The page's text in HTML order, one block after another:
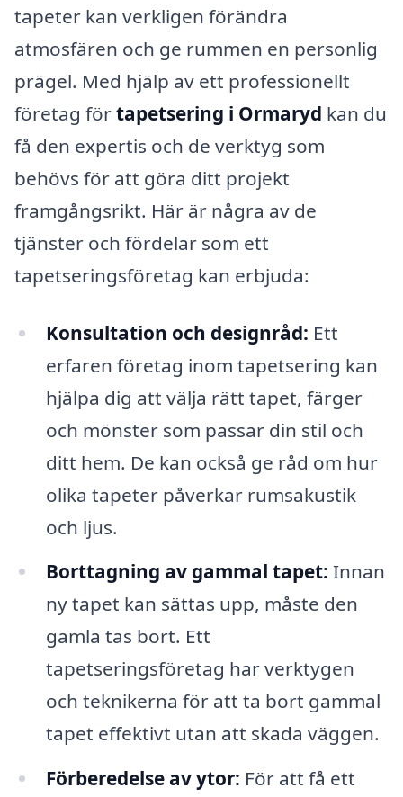
tapeter kan verkligen förändra
atmosfären och ge rummen en personlig
prägel. Med hjälp av ett professionellt
företag förtapetsering i Ormaryd kan du
få den expertis och de verktyg som
behövs för att göra ditt projekt
framgångsrikt. Här är några av de
tjänster och fördelar som ett
tapetseringsföretag kan erbjuda:
Konsultation och designråd: Ett
erfaren företag inom tapetsering kan
hjälpa dig att välja rätt tapet, färger
och mönster som passar din stil och
ditt hem. De kan också ge råd om hur
olika tapeter påverkar rumsakustik
och ljus.
Borttagning av gammal tapet: Innan
ny tapet kan sättas upp, måste den
gamla tas bort. Ett
tapetseringsföretag har verktygen
och teknikerna för att ta bort gammal
tapet effektivt utan att skada väggen.
Förberedelse av ytor: För att få ett